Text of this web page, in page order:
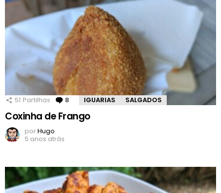
51 Partilhas 8 Comentários
IGUARIAS SALGADOS
Coxinha de Frango
porHugo
5 anos atrás